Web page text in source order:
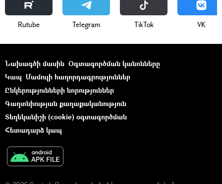
Rutube Telegram ТikТоk VK
Նախագծի մասին Օգտագործման կանոնները
Կապ Մամուլի հաղորդագրություններ
Ընկերությունների նորություններ
Գաղտնիության քաղաքականություն
Տեղեկանիշի (cookie) օգտագործման
Հետադարձ կապ